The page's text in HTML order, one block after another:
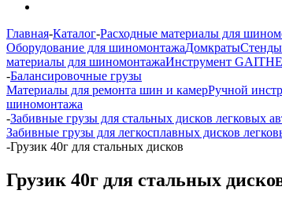
Главная-Каталог-Расходные материалы для
Оборудование для шиномонтажаДомкратыСтенды
материалы для шиномонтажаИнструмент
-Балансировочные грузы
Материалы для ремонта шин и камерРучной
шиномонтажа
-Забивные грузы для стальных дисков легковых
Забивные грузы для легкосплавных дисков
-Грузик 40г для стальных дисков
Грузик 40г для стальных